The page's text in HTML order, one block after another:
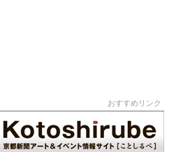
おすすめリンク